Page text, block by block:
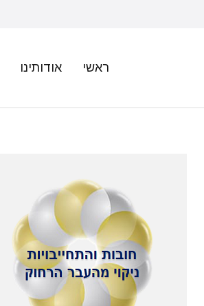
ראשי אודותינו